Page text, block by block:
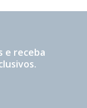
e receba